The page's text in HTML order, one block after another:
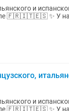
испанского языков 🌍
язык • итальянский
испанского языков 🌍
язык • итальянский